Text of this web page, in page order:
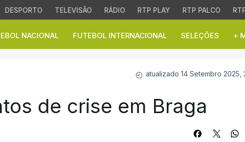
DESPORTO TELEVISÃO RÁDIO RTP PLAY RTP PALCO
NACIONAL FUTEBOL INTERNACIONAL SELEÇÕES +
de crise em Bragaatualizado 14 Setembro 2025,
de crise em Braga